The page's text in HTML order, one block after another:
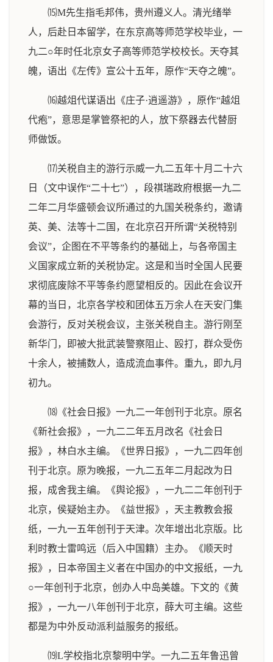
⒂M先生指毛邦伟，贵州遵义人。清光绪举
人，后赴日本留学，在东京高等师范学校毕业，一
九二○年时任北京女子高等师范学校校长。天夺其
魄，语出《左传》宣公十五年，原作“天夺之魄”。
⒃越俎代谋语出《庄子·逍遥游》，原作“越俎
代疱”，意思是掌管祭祀的人，放下祭器去代替厨
师做饭。
⒄关税自主的游行示威一九二五年十月二十六
日（文中误作“二十七”），段祺瑞政府根据一九二
二年二月华盛顿会议所通过的九国关税条约，邀请
英、美、法等十二国，在北京召开所谓“关税特别
会议”，企图在不平等条约的基础上，与各帝国主
义国家成立新的关税协定。这是和当时全国人民要
求彻底废除不平等条约愿望相反的。因此在会议开
幕的当日，北京各学校和团体五万余人在天安门集
会游行，反对关税会议，主张关税自主。游行刚至
新华门，即被大批武装警察阻止、殴打，群众受伤
十余人，被捕数人，造成流血事件。重九，即九月
初九。
⒅《社会日报》一九二一年创刊于北京。原名
《新社会报》，一九二二年五月改名《社会日
报》，林白水主编。《世界日报》，一九二四年创
刊于北京。原为晚报，一九二五年二月起改为日
报，成舍我主编。《舆论报》，一九二二年创刊于
北京，侯疑始主办。《益世报》，天主教教会报
纸，一九一五年创刊于天津。次年增出北京版。比
利时教士雷鸣远（后入中国籍）主办。《顺天时
报》，日本帝国主义者在中国办的中文报纸，一九
○一年创刊于北京，创办人中岛美雄。下文的《黄
报》，一九一八年创刊于北京，薛大可主编。这些
都是为中外反动派利益服务的报纸。
⒆L学校指北京黎明中学。一九二五年鲁迅曾